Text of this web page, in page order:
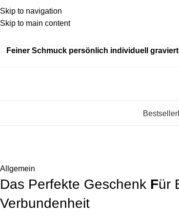
Skip to navigation
Skip to main content
Feiner Schmuck persönlich individuell
Bestseller
Allgemein
Das Perfekte Geschenk Für
Verbundenheit